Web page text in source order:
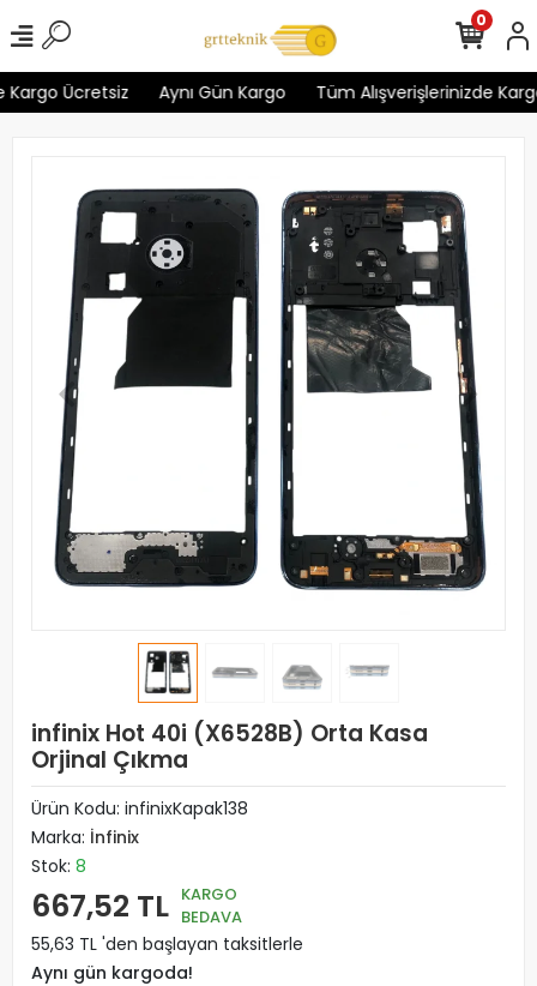
Ücretsiz Aynı Gün Kargo Tüm Alışverişlerinizde
0
infinix Hot 40i (X6528B) Orta Kasa
Orjinal Çıkma
Ürün Kodu: infinixKapak138
Marka: İnfinix
Stok: 8
667,52 TL KARGO
BEDAVA
55,63 TL 'den başlayan taksitlerle
Aynı gün kargoda!